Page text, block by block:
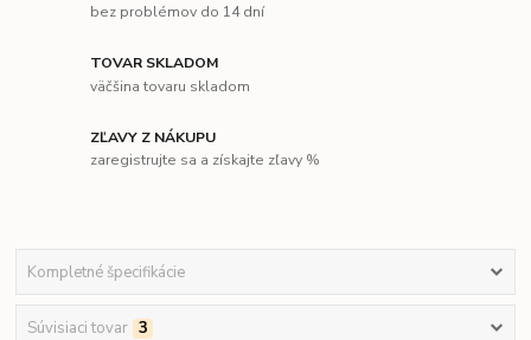
bez problémov do 14 dní
TOVAR SKLADOM
väčšina tovaru skladom
ZĽAVY Z NÁKUPU
zaregistrujte sa a získajte zľavy %
Kompletné špecifikácie
Súvisiaci tovar 3